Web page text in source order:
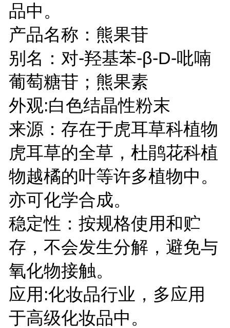
品中。
产品名称：熊果苷
别名：对-羟基苯-β-D-吡喃
葡萄糖苷；熊果素
外观:白色结晶性粉末
来源：存在于虎耳草科植物
虎耳草的全草，杜鹃花科植
物越橘的叶等许多植物中。
亦可化学合成。
稳定性：按规格使用和贮
存，不会发生分解，避免与
氧化物接触。
应用:化妆品行业，多应用
于高级化妆品中。